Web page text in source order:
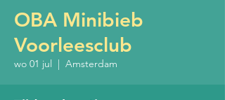
OBA Minibieb
Voorleesclub
wo 01 jul
  |
Amsterdam